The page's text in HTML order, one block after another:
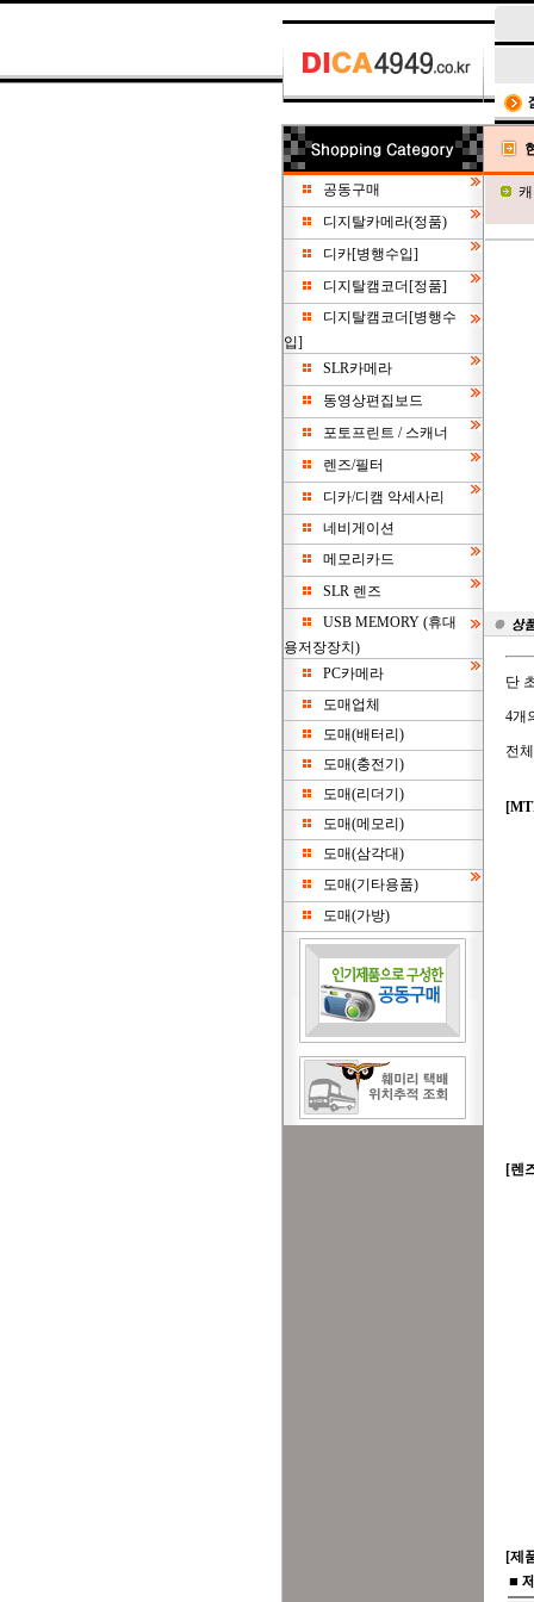
공동구매
디지탈카메라(정품)
디카[병행수입]
디지탈캠코더[정품]
디지탈캠코더[병행수
입]
SLR카메라
동영상편집보드
포토프린트 / 스캐너
렌즈/필터
디카/디캠 악세사리
네비게이션
메모리카드
SLR 렌즈
USB MEMORY (휴대
용저장장치)
PC카메라
도매업체
도매(배터리)
도매(충전기)
도매(리더기)
도매(메모리)
도매(삼각대)
도매(기타용품)
도매(가방)
단
4개
전
[렌
[제
■